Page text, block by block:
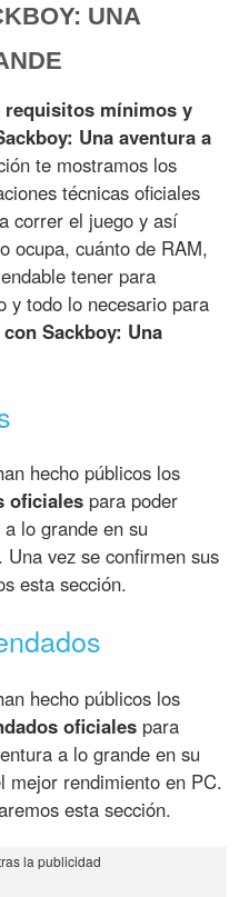
UNA
requisitos mínimos y
Una aventura a
te mostramos los
técnicas oficiales
correr el juego y así
ocupa, cuánto de RAM,
tener para
y todo lo necesario para
Sackboy: Una
hecho públicos los
oficiales para poder
lo grande en su
vez se confirmen sus
esta sección.
hecho públicos los
oficiales para
a lo grande en su
mejor rendimiento en PC.
esta sección.